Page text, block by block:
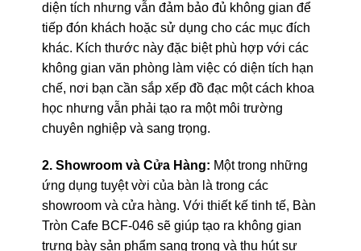
diện tích nhưng vẫn đảm bảo đủ không gian để
tiếp đón khách hoặc sử dụng cho các mục đích
khác. Kích thước này đặc biệt phù hợp với các
không gian văn phòng làm việc có diện tích hạn
chế, nơi bạn cần sắp xếp đồ đạc một cách khoa
học nhưng vẫn phải tạo ra một môi trường
chuyên nghiệp và sang trọng.
2. Showroom và Cửa Hàng: Một trong những
ứng dụng tuyệt vời của bàn là trong các
showroom và cửa hàng. Với thiết kế tinh tế, Bàn
Tròn Cafe BCF-046 sẽ giúp tạo ra không gian
trưng bày sản phẩm sang trọng và thu hút sự